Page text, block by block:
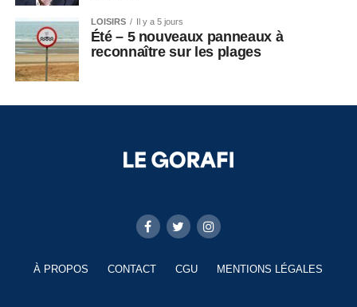
LOISIRS Il y a 5 jours
Été – 5 nouveaux panneaux à
reconnaître sur les plages
À PROPOS CONTACT CGU MENTIONS LÉGALES